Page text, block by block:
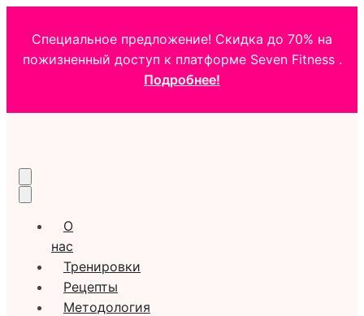
Специальное предложение! Скидка до 70% на
пожизненный доступ к платформе Seven Fitness .
Подробнее!
О
нас
Тренировки
Рецепты
Методология